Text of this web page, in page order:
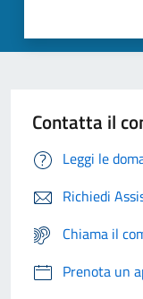
Contatta il
Leggi le
Richiedi
Chiama il
Prenota un